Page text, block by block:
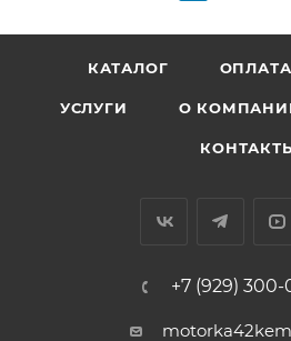
КАТАЛОГ
УСЛУГИ О
+7 (929)